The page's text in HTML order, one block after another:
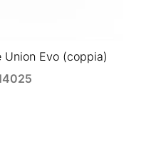
Union Evo (coppia)